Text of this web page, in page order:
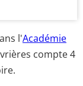
l'Académie
compte 4